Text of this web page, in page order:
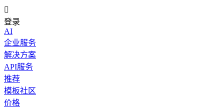

登录
AI
企业服务
解决方案
API服务
推荐
模板社区
价格